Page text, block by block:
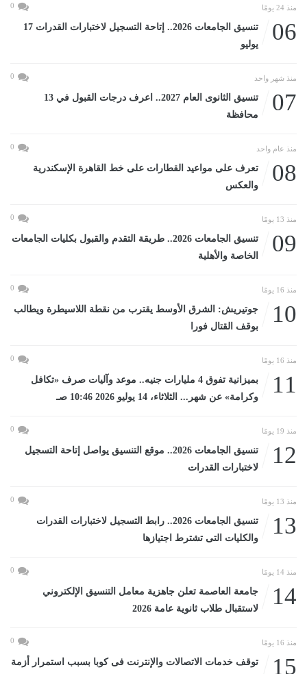
منذ 24 يومًا 0
06
تنسيق الجامعات 2026.. إتاحة التسجيل لاختبارات القدرات 17
يوليو
منذ شهر واحد 0
07
تنسيق الثانوى العام 2027.. اعرف درجات القبول في 13
محافظة
منذ عام واحد 0
08
تعرف على مواعيد القطارات على خط القاهرة الإسكندرية
والعكس
منذ 13 يومًا 0
09
تنسيق الجامعات 2026.. طريقة التقدم والقبول بكليات الجامعات
الخاصة والأهلية
منذ 16 يومًا 0
10
جوتيريش: الشرق الأوسط يقترب من نقطة اللاسيطرة ويطالب
بوقف القتال فورا
منذ 16 يومًا 0
11
بميزانية تفوق 4 مليارات جنيه.. موعد وآليات صرف «تكافل
وكرامة» عن شهر... الثلاثاء، 14 يوليو 2026 10:46 صـ
منذ 19 يومًا 0
12
تنسيق الجامعات 2026.. موقع التنسيق يواصل إتاحة التسجيل
لاختبارات القدرات
منذ 13 يومًا 0
13
تنسيق الجامعات 2026.. رابط التسجيل لاختبارات القدرات
والكليات التى تشترط اجتيازها
منذ 14 يومًا 0
14
جامعة العاصمة تعلن جاهزية معامل التنسيق الإلكتروني
لاستقبال طلاب ثانوية عامة 2026
منذ 16 يومًا 0
15
توقف خدمات الاتصالات والإنترنت فى كوبا بسبب استمرار أزمة